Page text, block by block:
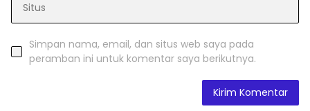
Simpan nama, email, dan situs web saya pada
peramban ini untuk komentar saya berikutnya.